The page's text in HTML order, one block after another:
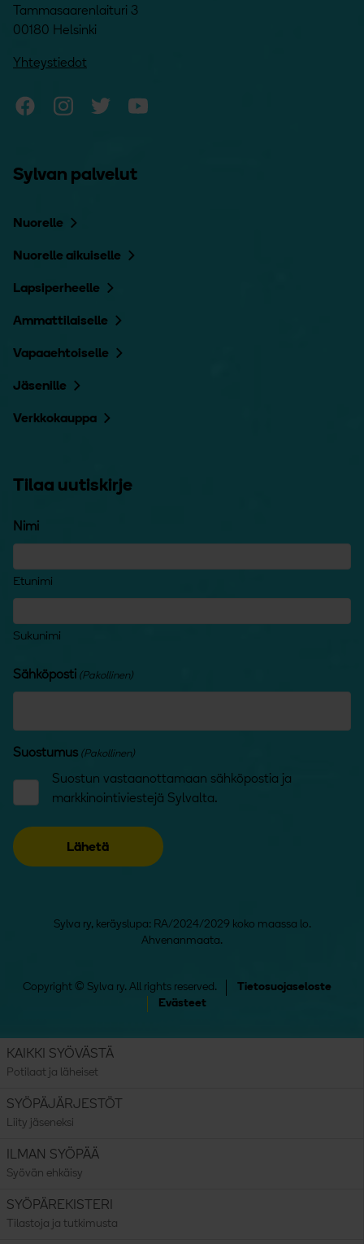
Tammasaarenlaituri 3
00180 Helsinki
Yhteystiedot
Sylvan Facebook
Sylvan Instagram
Sylvan Twitter
Sylvan palvelut
Nuorelle
Nuorelle aikuiselle
Lapsiperheelle
Ammattilaiselle
Vapaaehtoiselle
Jäsenille
Verkkokauppa
Tilaa uutiskirje
Nimi
Etunimi
Sukunimi
Sähköposti (Pakollinen)
Suostumus (Pakollinen)
Suostun vastaanottamaan sähköpostia ja
markkinointiviestejä Sylvalta.
Sylva ry, keräyslupa: RA/2024/2029 koko maassa lo.
Ahvenanmaata.
Copyright © Sylva ry. All rights reserved.
Tietosuojaseloste
Evästeet
KAIKKI SYÖVÄSTÄ
Potilaat ja läheiset
SYÖPÄJÄRJESTÖT
Liity jäseneksi
ILMAN SYÖPÄÄ
Syövän ehkäisy
SYÖPÄREKISTERI
Tilastoja ja tutkimusta